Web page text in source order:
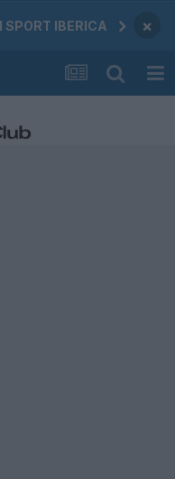
SPORT IBERICA ×